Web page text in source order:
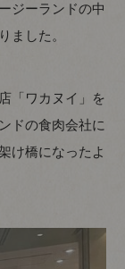
ジーランドの中
ました。
「ワカヌイ」を
ドの食肉会社に
け橋になったよ